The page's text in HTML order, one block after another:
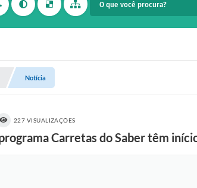
Notícia
227 VISUALIZAÇÕES
Carretas do Saber têm